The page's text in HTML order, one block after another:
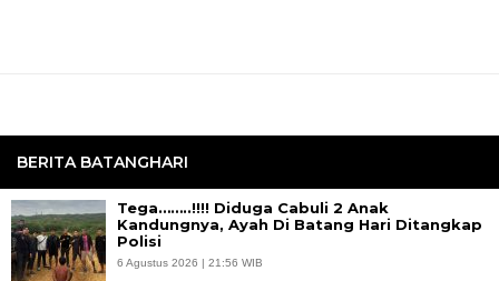
BERITA BATANGHARI
Tega……..!!!! Diduga Cabuli 2 Anak
Kandungnya, Ayah Di Batang Hari Ditangkap
Polisi
6 Agustus 2026 | 21:56 WIB